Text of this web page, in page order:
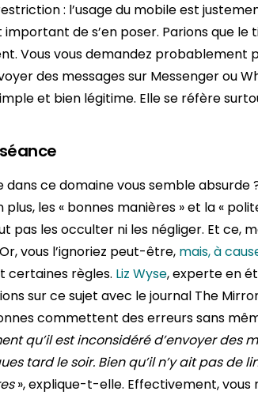
: l’usage du mobile est
important de s’en poser. Parions que
Vous vous demandez probablement
des messages sur Messenger ou
et bien légitime. Elle se réfère
dans ce domaine vous semble absurde
les « bonnes manières » et la «
pas les occulter ni les négliger. Et ce,
vous l’ignoriez peut-être, mais, à
certaines règles. Liz Wyse, experte en
sur ce sujet avec le journal The
commettent des erreurs sans
qu’il est inconsidéré d’envoyer des
tard le soir. Bien qu’il n’y ait pas de
», explique-t-elle. Effectivement, vous